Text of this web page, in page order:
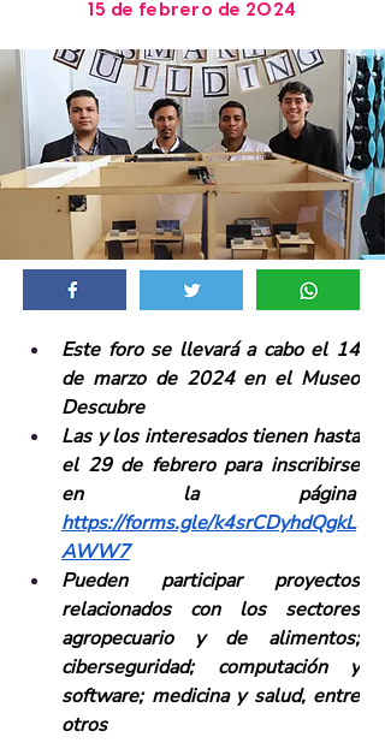
15 de febrero de 2024
Este foro se llevará a cabo el 14
de marzo de 2024 en el Museo
Descubre
Las y los interesados tienen hasta
el 29 de febrero para inscribirse
https://forms.gle/k4srCDyhdQgkL
AWW7
Pueden participar proyectos
relacionados con los sectores
agropecuario y de alimentos;
ciberseguridad; computación y
software; medicina y salud, entre
otros